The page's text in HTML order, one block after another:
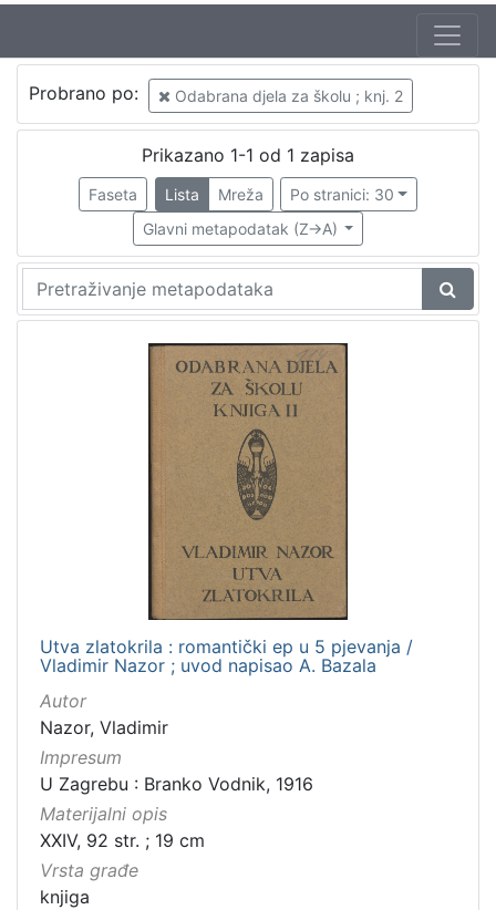
Probrano po: Odabrana djela za školu ; knj. 2
Prikazano 1-1 od 1 zapisa
Faseta Lista Mreža
Po stranici: 30
Glavni metapodatak (Z->A)
Utva zlatokrila : romantički ep u 5 pjevanja /
Vladimir Nazor ; uvod napisao A. Bazala
Autor
Nazor, Vladimir
Impresum
U Zagrebu : Branko Vodnik, 1916
Materijalni opis
XXIV, 92 str. ; 19 cm
Vrsta građe
knjiga